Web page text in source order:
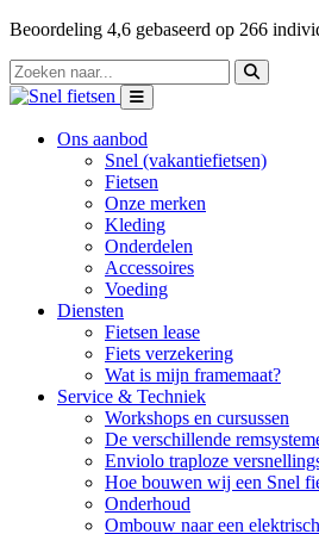
Beoordeling 4,6 gebaseerd op 266
Ons aanbod
Snel (vakantiefietsen)
Fietsen
Onze merken
Kleding
Onderdelen
Accessoires
Voeding
Diensten
Fietsen lease
Fiets verzekering
Wat is mijn framemaat?
Service & Techniek
Workshops en cursussen
De verschillende
Enviolo traploze
Hoe bouwen wij een Snel
Onderhoud
Ombouw naar een